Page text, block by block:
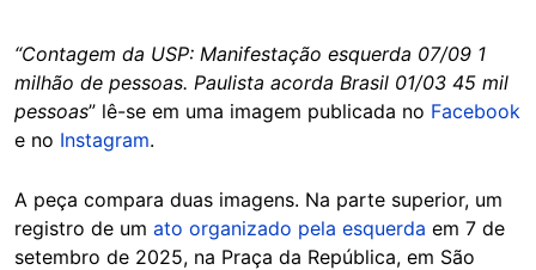
“Contagem da USP: Manifestação esquerda 07/09 1
milhão de pessoas. Paulista acorda Brasil 01/03 45 mil
pessoas” lê-se em uma imagem publicada no Facebook
e no Instagram.
A peça compara duas imagens. Na parte superior, um
registro de um ato organizado pela esquerda em 7 de
setembro de 2025, na Praça da República, em São